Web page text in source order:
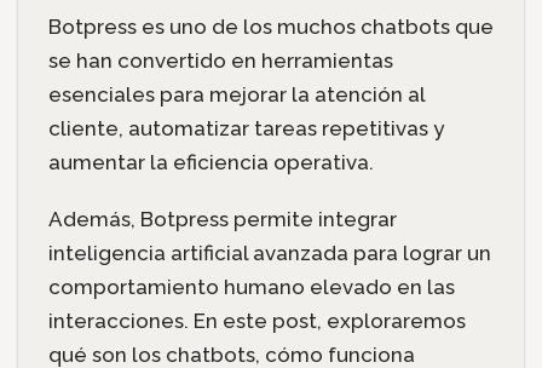
Botpress es uno de los muchos chatbots que
se han convertido en herramientas
esenciales para mejorar la atención al
cliente, automatizar tareas repetitivas y
aumentar la eficiencia operativa.
Además, Botpress permite integrar
inteligencia artificial avanzada para lograr un
comportamiento humano elevado en las
interacciones. En este post, exploraremos
qué son los chatbots, cómo funciona